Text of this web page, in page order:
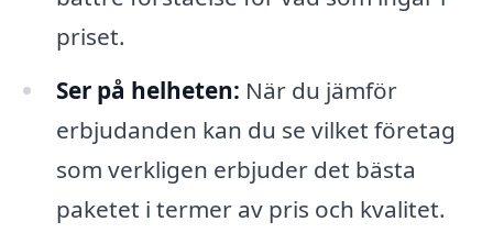
priset.
Ser på helheten: När du jämför
erbjudanden kan du se vilket företag
som verkligen erbjuder det bästa
paketet i termer av pris och kvalitet.